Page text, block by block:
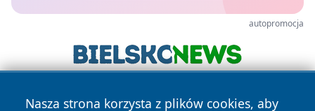
autopromocja
Nasza strona korzysta z plików cookies, aby